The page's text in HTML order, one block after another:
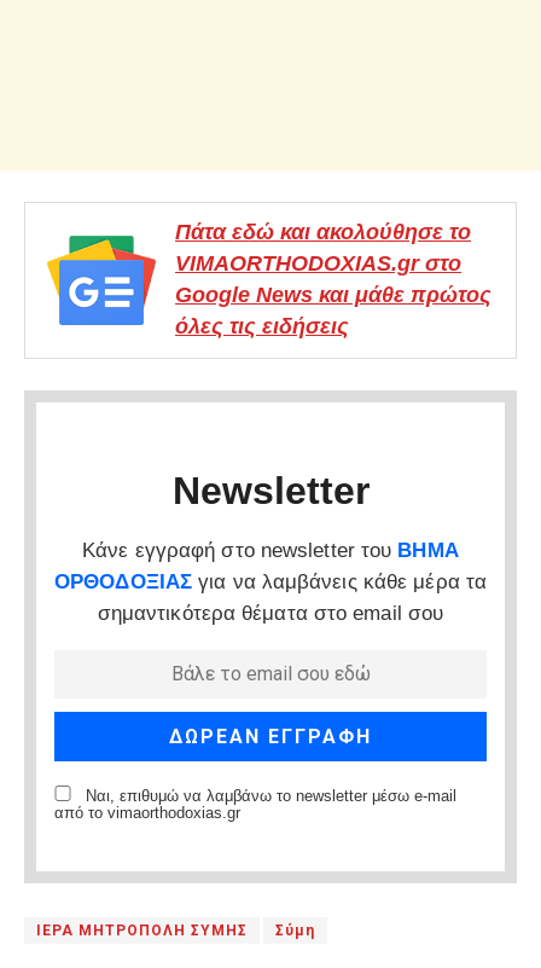
Πάτα εδώ και ακολούθησε το
VIMAORTHODOXIAS.gr στο
Google News και μάθε πρώτος
όλες τις ειδήσεις
Newsletter
Κάνε εγγραφή στο newsletter του ΒΗΜΑ
ΟΡΘΟΔΟΞΙΑΣ για να λαμβάνεις κάθε μέρα τα
σημαντικότερα θέματα στο email σου
Ναι, επιθυμώ να λαμβάνω το newsletter μέσω e-mail
από το vimaorthodoxias.gr
ΙΕΡΑ ΜΗΤΡΟΠΟΛΗ ΣΥΜΗΣ Σύμη